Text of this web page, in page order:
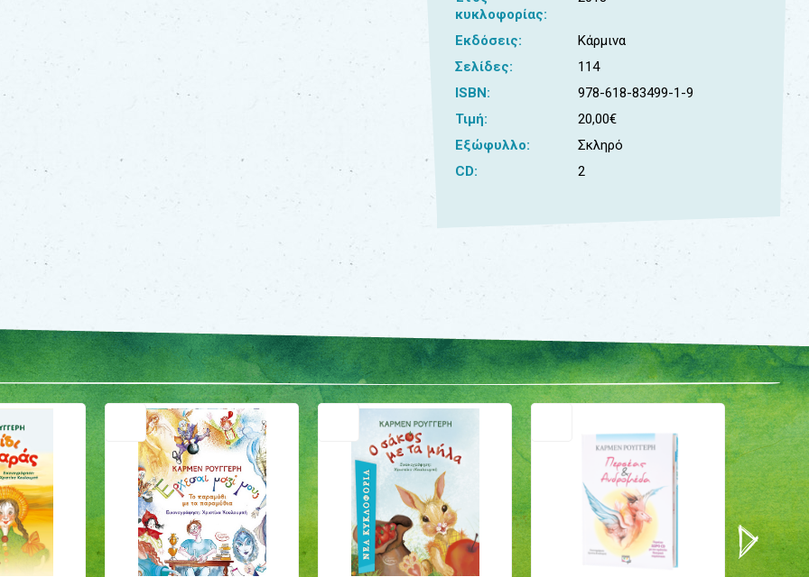
κυκλοφορίας:
Εκδόσεις:
Κάρμινα
Σελίδες:
114
ISBN:
978-618-83499-1-9
Τιμή:
20,00€
Εξώφυλλο:
Σκληρό
CD:
2